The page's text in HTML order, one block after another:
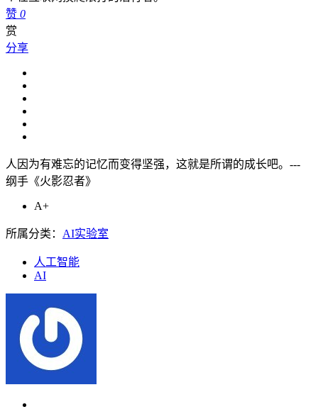
赞 0
赏
分享
人因为有难忘的记忆而变得坚强，这就是所谓的成长吧。---
纲手《火影忍者》
A+
所属分类： AI实验室
人工智能
AI